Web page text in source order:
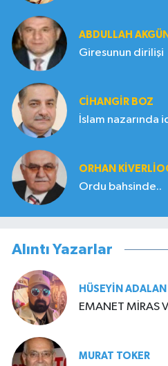
ABDULLAH AKGÜN
Giresunun dirilişi
CIHANGIR BOZ
İslam nazarında
ORHAN
Ordu bahsinde..
Alıntı Yazarlar
HÜSEYIN ADALAN
EMANET MİRAS
MURAT TOKER